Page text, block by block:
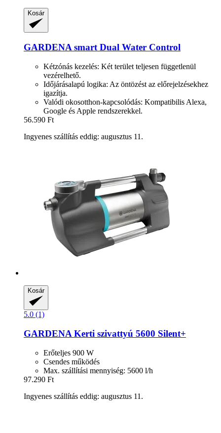
Kosár
GARDENA smart Dual Water Control
Kétzónás kezelés: Két terület teljesen függetlenül
vezérelhető.
Időjárásalapú logika: Az öntözést az előrejelzésekhez
igazítja.
Valódi okosotthon-kapcsolódás: Kompatibilis Alexa,
Google és Apple rendszerekkel.
56.590 Ft
Ingyenes szállítás eddig: augusztus 11.
Kosár
5.0 (1)
GARDENA Kerti szivattyú 5600 Silent+
Erőteljes 900 W
Csendes működés
Max. szállítási mennyiség: 5600 l/h
97.290 Ft
Ingyenes szállítás eddig: augusztus 11.